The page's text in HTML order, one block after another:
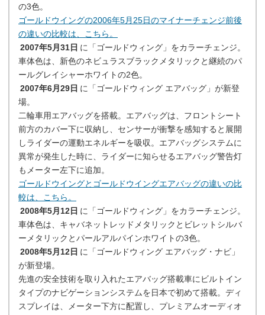
の3色。
ゴールドウイングの2006年5月25日のマイナーチェンジ前後
の違いの比較は、こちら。
2007年5月31日 に「ゴールドウィング」をカラーチェンジ。
車体色は、新色のネビュラスブラックメタリックと継続のパ
ールグレイシャーホワイトの2色。
2007年6月29日 に「ゴールドウィング エアバッグ」が新登
場。
二輪車用エアバッグを搭載。エアバッグは、フロントシート
前方のカバー下に収納し、センサーが衝撃を感知すると展開
しライダーの運動エネルギーを吸収。エアバッグシステムに
異常が発生した時に、ライダーに知らせるエアバッグ警告灯
もメーター左下に追加。
ゴールドウイングとゴールドウイングエアバッグの違いの比
較は、こちら。
2008年5月12日 に「ゴールドウィング」をカラーチェンジ。
車体色は、キャバネットレッドメタリックとビレットシルバ
ーメタリックとパールアルパインホワイトの3色。
2008年5月12日 に「ゴールドウィング エアバッグ・ナビ」
が新登場。
先進の安全技術を取り入れたエアバッグ搭載車にビルトイン
タイプのナビゲーションシステムを日本で初めて搭載。ディ
スプレイは、メーター下方に配置し、プレミアムオーディオ